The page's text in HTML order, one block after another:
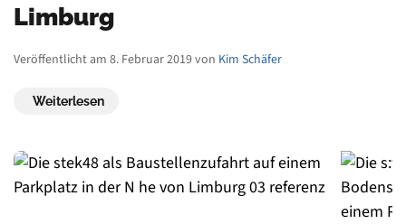
Limburg
Veröffentlicht am 8. Februar 2019 von Kim Schäfer
Weiterlesen